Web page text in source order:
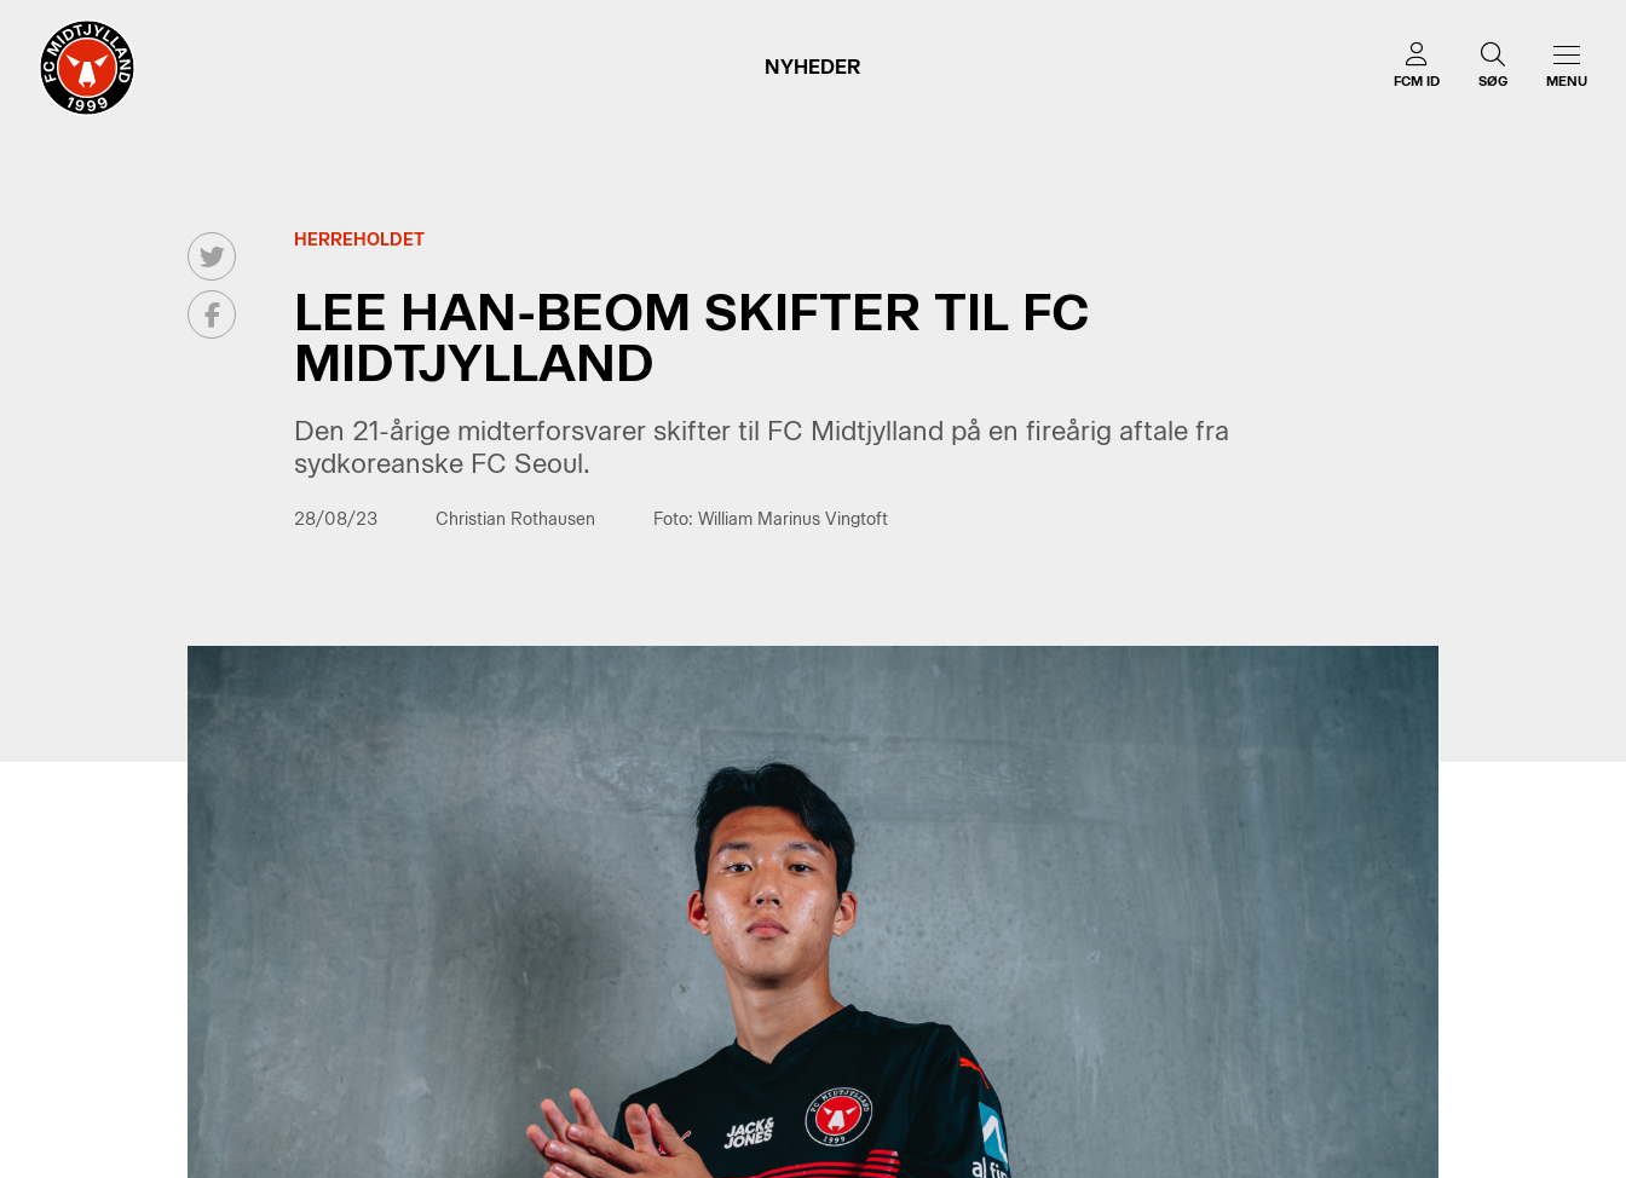
NYHEDER
FCM ID SØG MENU
HERREHOLDET
LEE HAN-BEOM SKIFTER TIL FC
MIDTJYLLAND
Den 21-årige midterforsvarer skifter til FC Midtjylland på en fireårig aftale fra
sydkoreanske FC Seoul.
28/08/23 Christian Rothausen Foto: William Marinus Vingtoft